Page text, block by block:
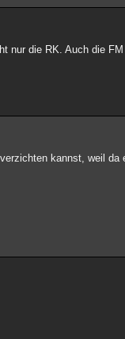
nur die RK. Auch die
kannst, weil da